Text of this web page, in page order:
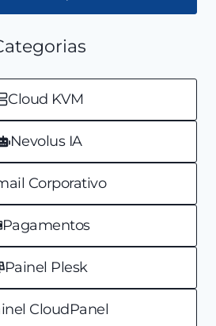
Cloud KVM
Nevolus IA
Corporativo
Pagamentos
Painel Plesk
CloudPanel